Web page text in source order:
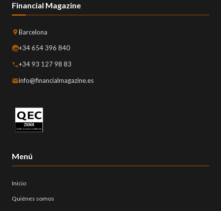
Financial Magazine
Barcelona
+34 654 396 840
+34 93 127 98 83
info@financialmagazine.es
Menú
Inicio
Quiénes somos